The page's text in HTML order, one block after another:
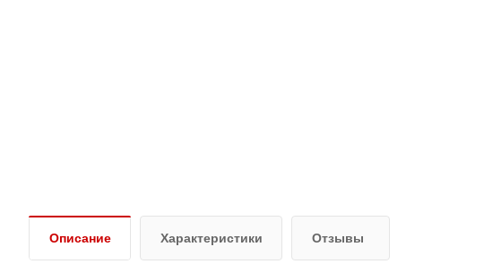
Описание Характеристики Отзывы